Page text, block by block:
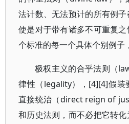
法计数、无法预计的所有例
使是对于带有诸多不可重复
个标准的每一个具体个别例子
极权主义的合乎法则（
律性（legality），[4][4]假装
直接统治（direct reign of
和历史法则，而不必把它转